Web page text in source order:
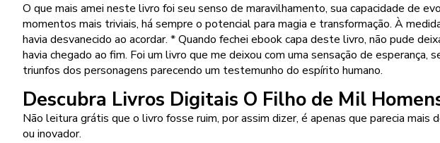
O que mais amei neste livro foi seu senso de maravilhamento, sua capacidade de
momentos mais triviais, há sempre o potencial para magia e transformação. À
havia desvanecido ao acordar. * Quando fechei ebook capa deste livro, não pude
havia chegado ao fim. Foi um livro que me deixou com uma sensação de
triunfos dos personagens parecendo um testemunho do espírito humano.
Descubra Livros Digitais O Filho de Mil
Não leitura grátis que o livro fosse ruim, por assim dizer, é apenas que parecia
ou inovador.